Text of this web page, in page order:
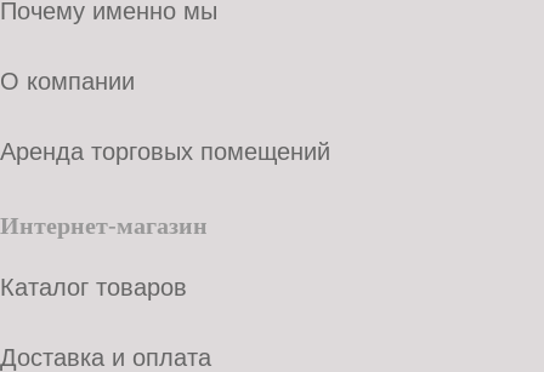
Почему именно мы
О компании
Аренда торговых помещений
Интернет-магазин
Каталог товаров
Доставка и оплата